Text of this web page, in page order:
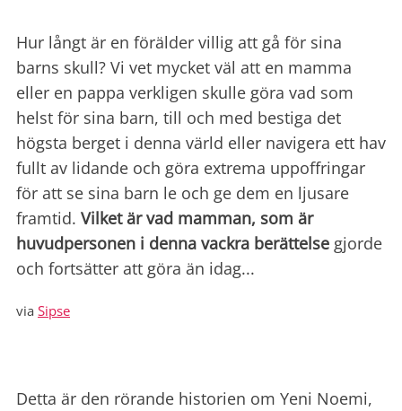
Hur långt är en förälder villig att gå för sina
barns skull? Vi vet mycket väl att en mamma
eller en pappa verkligen skulle göra vad som
helst för sina barn, till och med bestiga det
högsta berget i denna värld eller navigera ett hav
fullt av lidande och göra extrema uppoffringar
för att se sina barn le och ge dem en ljusare
framtid. Vilket är vad mamman, som är
huvudpersonen i denna vackra berättelse gjorde
och fortsätter att göra än idag...
via Sipse
Detta är den rörande historien om Yeni Noemi,